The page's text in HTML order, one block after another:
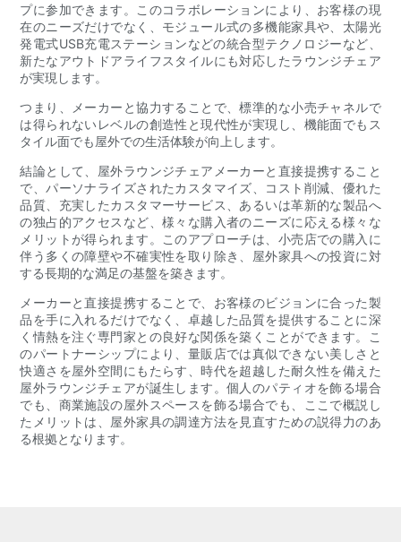
プに参加できます。このコラボレーションにより、お客様の現
在のニーズだけでなく、モジュール式の多機能家具や、太陽光
発電式USB充電ステーションなどの統合型テクノロジーなど、
新たなアウトドアライフスタイルにも対応したラウンジチェア
が実現します。
つまり、メーカーと協力することで、標準的な小売チャネルで
は得られないレベルの創造性と現代性が実現し、機能面でもス
タイル面でも屋外での生活体験が向上します。
結論として、屋外ラウンジチェアメーカーと直接提携すること
で、パーソナライズされたカスタマイズ、コスト削減、優れた
品質、充実したカスタマーサービス、あるいは革新的な製品へ
の独占的アクセスなど、様々な購入者のニーズに応える様々な
メリットが得られます。このアプローチは、小売店での購入に
伴う多くの障壁や不確実性を取り除き、屋外家具への投資に対
する長期的な満足の基盤を築きます。
メーカーと直接提携することで、お客様のビジョンに合った製
品を手に入れるだけでなく、卓越した品質を提供することに深
く情熱を注ぐ専門家との良好な関係を築くことができます。こ
のパートナーシップにより、量販店では真似できない美しさと
快適さを屋外空間にもたらす、時代を超越した耐久性を備えた
屋外ラウンジチェアが誕生します。個人のパティオを飾る場合
でも、商業施設の屋外スペースを飾る場合でも、ここで概説し
たメリットは、屋外家具の調達方法を見直すための説得力のあ
る根拠となります。